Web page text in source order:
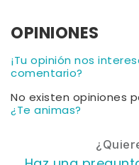
OPINIONES
¡Tu opinión nos
comentario?
No existen opiniones
¿Te animas?